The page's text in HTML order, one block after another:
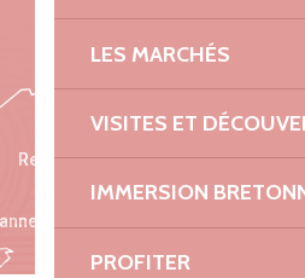
LES MARCHÉS
VISITES ET
IMMERSION
PROFITER
Rennes